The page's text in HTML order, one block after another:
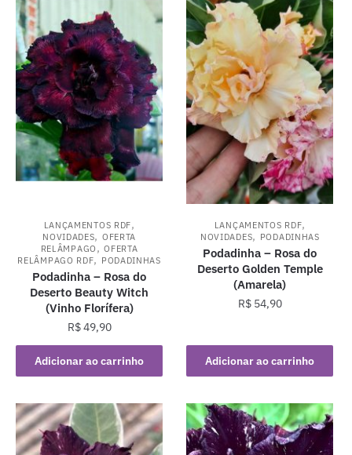
LANÇAMENTOS RDF,
NOVIDADES, OFERTA
RELÂMPAGO ,OFERTA
RELÂMPAGO RDF, PODADINHAS
Podadinha – Rosa do
Deserto Beauty Witch
(Vinho Florífera)
R$49,90
Adicionar ao carrinho
LANÇAMENTOS RDF,
NOVIDADES, PODADINHAS
Podadinha – Rosa do
Deserto Golden Temple
(Amarela)
R$54,90
Adicionar ao carrinho